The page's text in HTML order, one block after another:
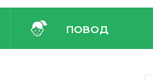
ПОВОД